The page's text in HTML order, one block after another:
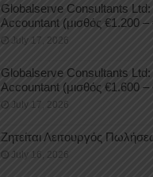
Globalserve Consultants Ltd:
Accountant (μισθός €1.200 –
July 17, 2026
Globalserve Consultants Ltd:
Accountant (μισθός €1.600 –
July 17, 2026
Ζητείται Λειτουργός
July 16, 2026